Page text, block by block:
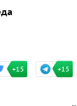
+15 +15